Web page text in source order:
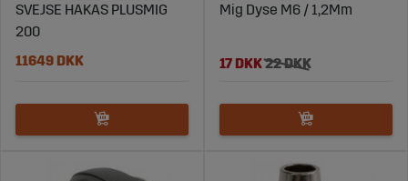
SVEJSE HAKAS PLUSMIG
200
11649 DKK
Mig Dyse M6 / 1,2Mm
17 DKK22 DKK